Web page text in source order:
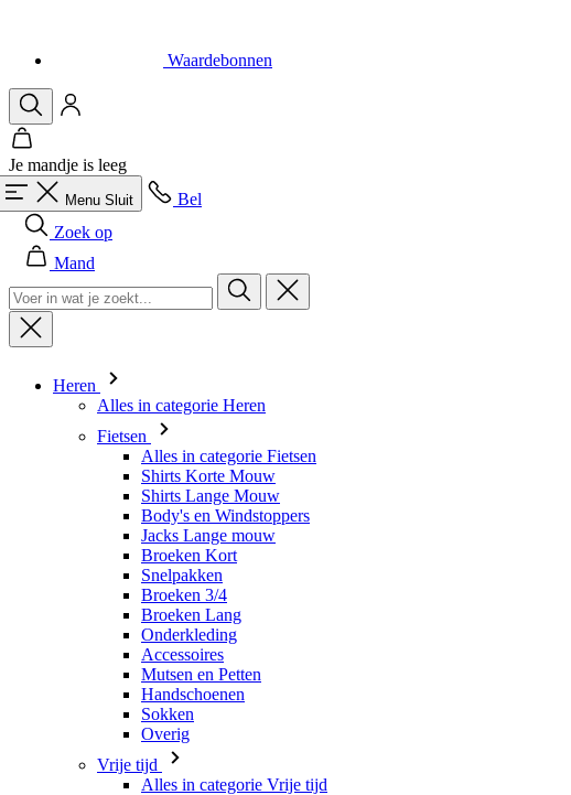
Je mandje is leeg
Menu
Mand
Heren
Alles in categorie Heren
Shirts Lange Mouw
Body's en Windstoppers
Jacks Lange mouw
Broeken Kort
Snelpakken
Broeken 3/4
Broeken Lang
Onderkleding
Accessoires
Mutsen en Petten
Handschoenen
Sokken
Overig
Vrije tijd
Alles in categorie Vrije tijd
T-shirts
Hoodie
Mutsen en Petten
Triathlon